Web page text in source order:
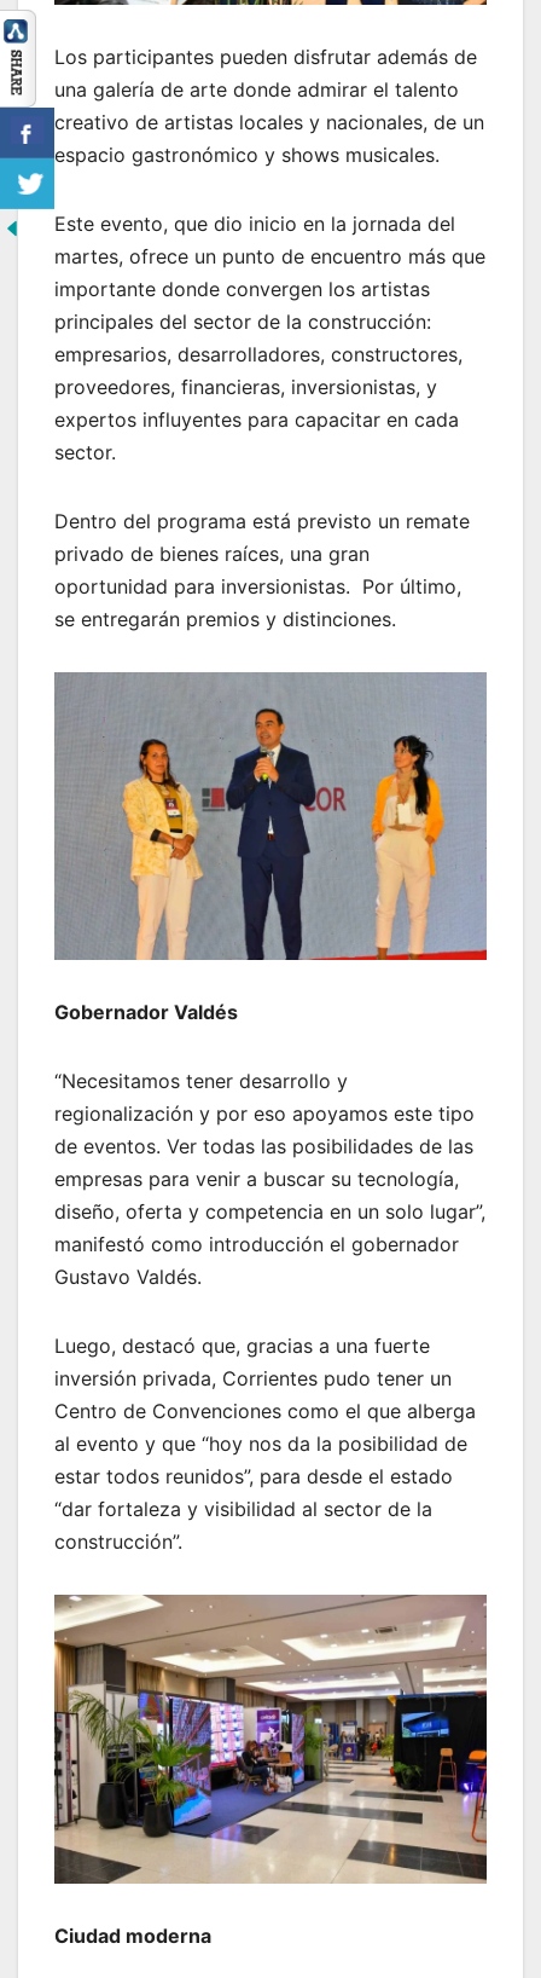
Los participantes pueden disfrutar además de
una galería de arte donde admirar el talento
creativo de artistas locales y nacionales, de un
espacio gastronómico y shows musicales.
Este evento, que dio inicio en la jornada del
martes, ofrece un punto de encuentro más que
importante donde convergen los artistas
principales del sector de la construcción:
empresarios, desarrolladores, constructores,
proveedores, financieras, inversionistas, y
expertos influyentes para capacitar en cada
sector.
Dentro del programa está previsto un remate
privado de bienes raíces, una gran
oportunidad para inversionistas. Por último,
se entregarán premios y distinciones.
Gobernador Valdés
“Necesitamos tener desarrollo y
regionalización y por eso apoyamos este tipo
de eventos. Ver todas las posibilidades de las
empresas para venir a buscar su tecnología,
diseño, oferta y competencia en un solo lugar”,
manifestó como introducción el gobernador
Gustavo Valdés.
Luego, destacó que, gracias a una fuerte
inversión privada, Corrientes pudo tener un
Centro de Convenciones como el que alberga
al evento y que “hoy nos da la posibilidad de
estar todos reunidos”, para desde el estado
“dar fortaleza y visibilidad al sector de la
construcción”.
Ciudad moderna